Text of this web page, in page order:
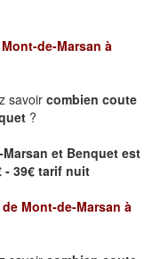
Mont-de-Marsan à
savoir combien coute
?
et Benquet est
- 39€ tarif nuit
Mont-de-Marsan à